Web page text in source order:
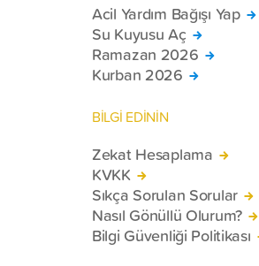
Acil Yardım Bağışı Yap
Su Kuyusu Aç
Ramazan 2026
Kurban 2026
BİLGİ EDİNİN
Zekat Hesaplama
KVKK
Sıkça Sorulan Sorular
Nasıl Gönüllü Olurum?
Bilgi Güvenliği Politikası